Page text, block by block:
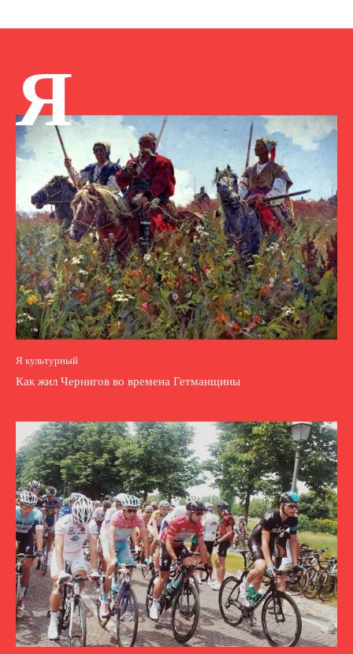
Я
Я культурный
Как жил Чернигов во времена Гетманщины